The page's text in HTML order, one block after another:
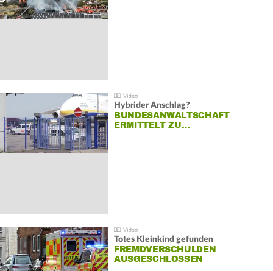
Hybrider Anschlag?
BUNDESANWALTSCHAFT
ERMITTELT ZU…
Totes Kleinkind gefunden
FREMDVERSCHULDEN
AUSGESCHLOSSEN